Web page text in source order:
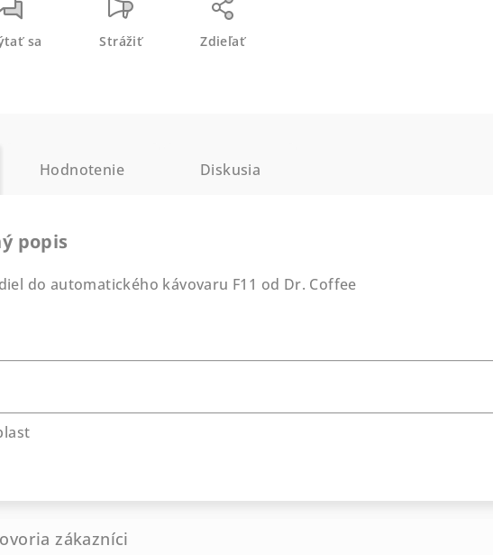
sa Strážiť Zdieľať
Hodnotenie Diskusia
popis
do automatického kávovaru F11 od Dr. Coffee